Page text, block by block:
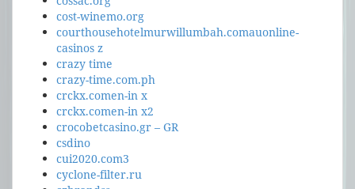
cost-winemo.org
courthousehotelmurwillumbah.comauonline-
casinos z
crazy time
crazy-time.com.ph
crckx.comen-in x
crckx.comen-in x2
crocobetcasino.gr – GR
csdino
cui2020.com3
cyclone-filter.ru